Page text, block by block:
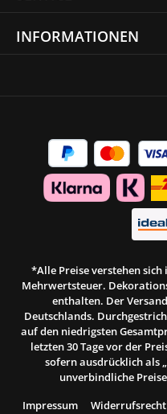
INFORMATIONEN
*Alle Preise verstehen
Mehrwertsteuer.
enthalten. Der
Deutschlands.
auf den niedrigsten
letzten 30 Tage vor der
sofern ausdrücklich als
unverbindliche
Impressum
Widerrufsrecht